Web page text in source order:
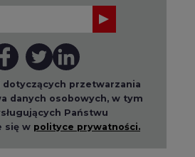
przetwarzania
danych osobowych, w tym
Państwu
się w polityce prywatności.